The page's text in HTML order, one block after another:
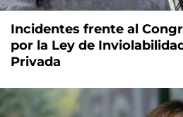
Incidentes frente al
por la Ley de
Privada